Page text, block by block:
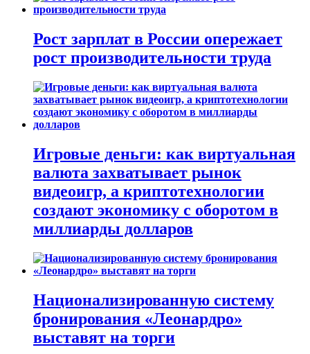
Рост зарплат в России опережает
рост производительности труда
Игровые деньги: как виртуальная
валюта захватывает рынок
видеоигр, а криптотехнологии
создают экономику с оборотом в
миллиарды долларов
Национализированную систему
бронирования «Леонардро»
выставят на торги